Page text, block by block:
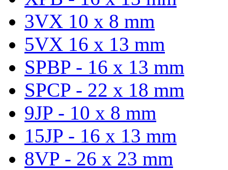
3VX 10 x 8 mm
5VX 16 x 13 mm
SPBP - 16 x 13 mm
SPCP - 22 x 18 mm
9JP - 10 x 8 mm
15JP - 16 x 13 mm
8VP - 26 x 23 mm